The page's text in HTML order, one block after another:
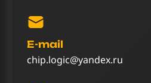
E-mail
chip.logic@yandex.ru